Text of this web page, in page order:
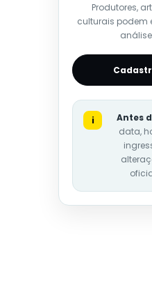
Produtores,
culturais podem
i Antes
data,